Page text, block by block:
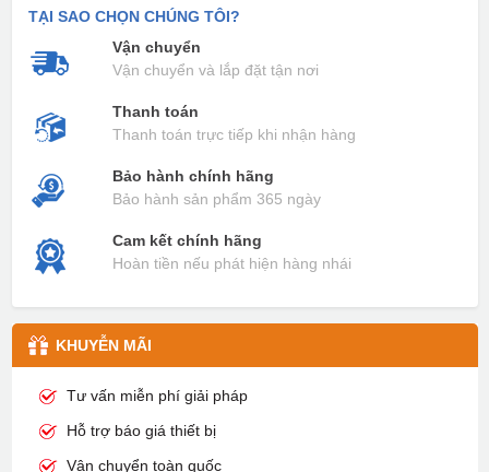
TẠI SAO CHỌN CHÚNG TÔI?
Vận chuyển
Vận chuyển và lắp đặt tận nơi
Thanh toán
Thanh toán trực tiếp khi nhận hàng
Bảo hành chính hãng
Bảo hành sản phẩm 365 ngày
Cam kết chính hãng
Hoàn tiền nếu phát hiện hàng nhái
KHUYỄN MÃI
Tư vấn miễn phí giải pháp
Hỗ trợ báo giá thiết bị
Vận chuyển toàn quốc